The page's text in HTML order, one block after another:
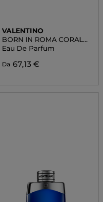
VALENTINO
BORN IN ROMA CORAL
FANTASY DONNA
Eau De Parfum
Da 67,13 €